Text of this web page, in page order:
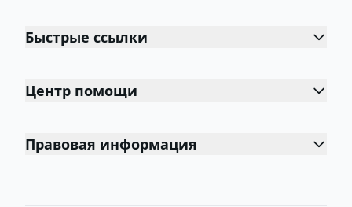
Быстрые ссылки
Центр помощи
Правовая информация